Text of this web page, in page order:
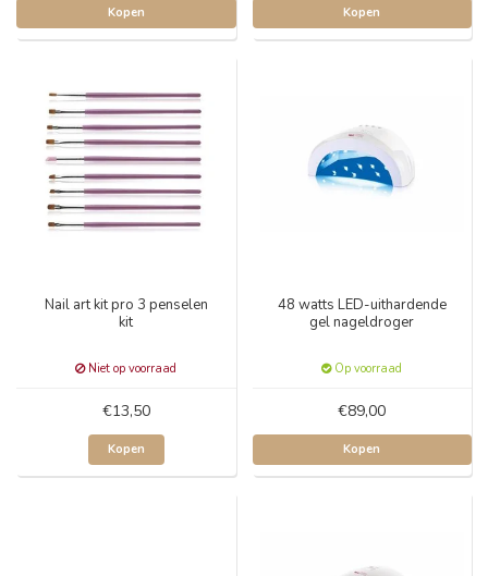
Kopen Kopen
Nail art kit pro 3 penselen
kit
Niet op voorraad
€13,50
Kopen
48 watts LED-uithardende
gel nageldroger
Op voorraad
€89,00
Kopen